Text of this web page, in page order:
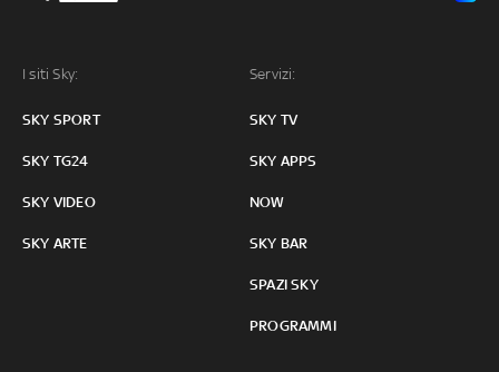
I siti Sky:
SKY SPORT
SKY TG24
SKY VIDEO
SKY ARTE
Servizi:
SKY TV
SKY APPS
NOW
SKY BAR
SPAZI SKY
PROGRAMMI